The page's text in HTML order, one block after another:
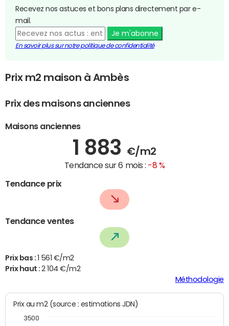
Recevez nos astuces et bons plans directement par e-
mail.
Je m'abonne
En savoir plus sur notre politique de confidentialité
Prix m2 maison à Ambès
Prix des maisons anciennes
Maisons anciennes
1 883 €/m2
Tendance sur 6 mois : -8 %
Tendance prix
Tendance ventes
Prix bas :
1 561 €/m2
Prix haut :2 104 €/m2
Méthodologie
Prix au m2 (source : estimations JDN)
3500